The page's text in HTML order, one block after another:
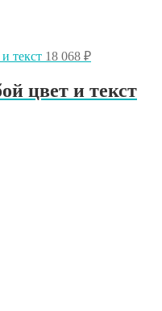
18 068 ₽
цвет и текст